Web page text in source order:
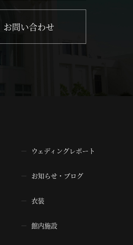
お問い合わせ
ウェディングレポート
お知らせ・ブログ
衣装
館内施設